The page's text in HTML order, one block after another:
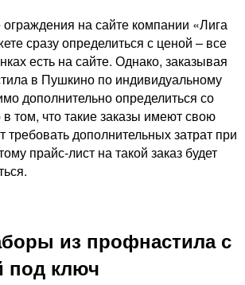
на сайте компании «Лига
сразу определиться с ценой – все
есть на сайте. Однако, заказывая
в Пушкино по индивидуальному
дополнительно определиться со
том, что такие заказы имеют свою
требовать дополнительных затрат при
прайс-лист на такой заказ будет
из профнастила с
под ключ